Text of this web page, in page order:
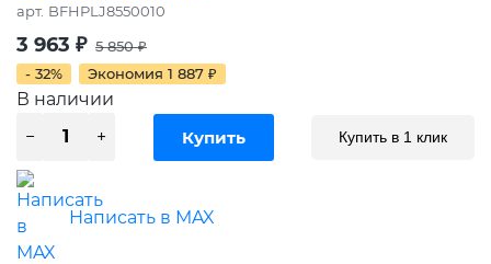
арт. BFHPLJ8550010
3 963 ₽ 5 850₽
- 32%
Экономия 1 887 ₽
В наличии
Купить в 1 клик
Написать в MAX